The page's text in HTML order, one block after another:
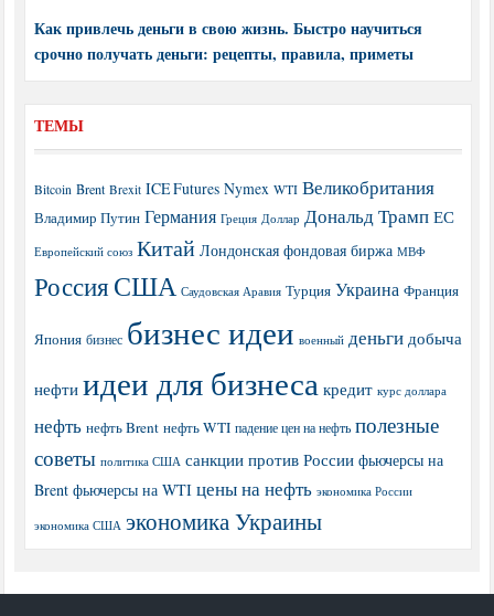
Как привлечь деньги в свою жизнь. Быстро научиться
срочно получать деньги: рецепты, правила, приметы
ТЕМЫ
Bitcoin Brent Brexit ICE Futures Nymex WTI Великобритания
Владимир Путин Германия Греция Доллар Дональд Трамп ЕС
Европейский союз Китай Лондонская фондовая биржа МВФ
РоссияСША Саудовская Аравия Турция Украина Франция
Япония бизнес бизнес идеи военный деньги добыча
нефти идеи для бизнеса кредит курс доллара
нефть нефть Brent нефть WTI падение цен на нефть полезные
советы политика США санкции против России фьючерсы на
Brent фьючерсы на WTI цены на нефть экономика России
экономика США экономика Украины